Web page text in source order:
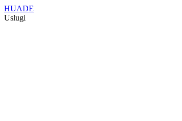
HUADE
Uslugi